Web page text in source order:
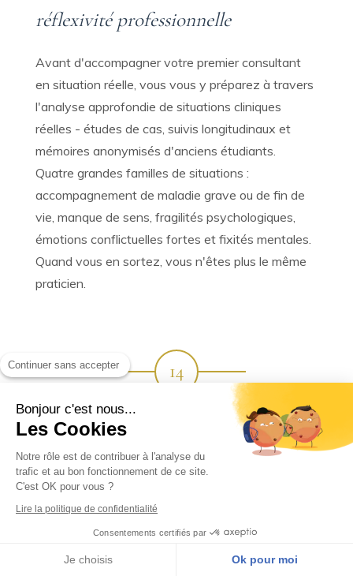
Continuer sans accepter
Bonjour c'est nous...
Les Cookies
Notre rôle est de contribuer à l'analyse du
trafic et au bon fonctionnement de ce site.
C'est OK pour vous ?
Lire la politique de confidentialité
Consentements certifiés par
Je choisis Ok pour moi
réflexivité professionnelle
Avant d'accompagner votre premier consultant
en situation réelle, vous vous y préparez à travers
l'analyse approfondie de situations cliniques
réelles - études de cas, suivis longitudinaux et
mémoires anonymisés d'anciens étudiants.
Quatre grandes familles de situations :
accompagnement de maladie grave ou de fin de
vie, manque de sens, fragilités psychologiques,
émotions conflictuelles fortes et fixités mentales.
Quand vous en sortez, vous n'êtes plus le même
praticien.
14
M2 · MODULE 14 · 118 H · COACHING MENSUEL
Conduire un accompagnement
thérapeutique supervisé en situation
réelle